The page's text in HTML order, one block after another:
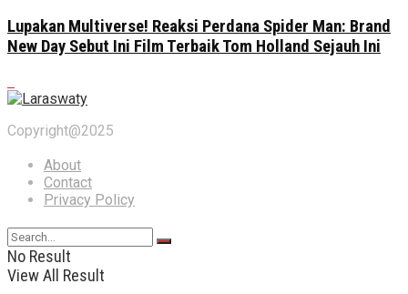
Lupakan Multiverse! Reaksi Perdana Spider Man: Brand
New Day Sebut Ini Film Terbaik Tom Holland Sejauh Ini
Copyright@2025
About
Contact
Privacy Policy
No Result
View All Result